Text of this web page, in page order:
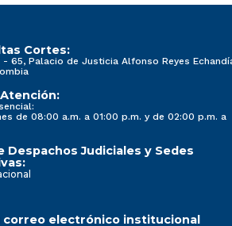
Cortes:
- 65, Palacio de Justicia Alfonso Reyes
de 08:00 a.m. a 01:00 p.m. y de 02:00 p.m. a
Despachos Judiciales y Sedes
correo electrónico institucional